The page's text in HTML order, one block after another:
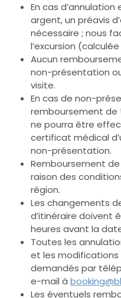
En cas
argent, un préavis
nécessaire ; nous
l’excursion
Aucun
non-présentation
visite.
En cas de non-
remboursement de
ne pourra être
certificat médical
non-présentation.
Remboursement de
raison des
région.
Les changements
d’itinéraire doivent
heures avant la
Toutes les
et les modifications
demandés par
e-mail à
Les éventuels